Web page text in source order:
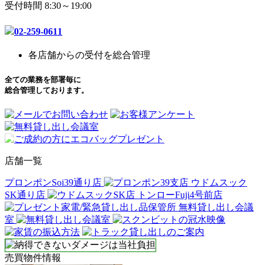
受付時間 8:30～19:00
02-259-0611
各店舗からの受付を総合管理
全ての業務を部署毎に
総合管理しております。
店舗一覧
プロンポンSoi39通り店
ウドムスック
SK通り店
トンローFuji4号前店
無料貸し出し会議
室
売買物件情報